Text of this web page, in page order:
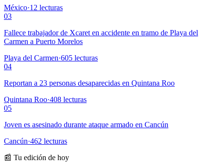
México·12 lecturas
03
Fallece trabajador de Xcaret en accidente en tramo de Playa del
Carmen a Puerto Morelos
Playa del Carmen·605 lecturas
04
Reportan a 23 personas desaparecidas en Quintana Roo
Quintana Roo·408 lecturas
05
Joven es asesinado durante ataque armado en Cancún
Cancún·462 lecturas
📰 Tu edición de hoy